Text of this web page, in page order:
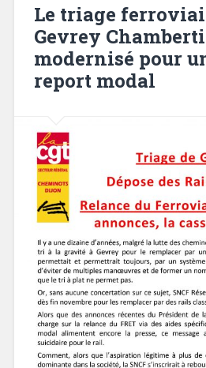
Le triage
Gevrey
modernisé pour
report modal